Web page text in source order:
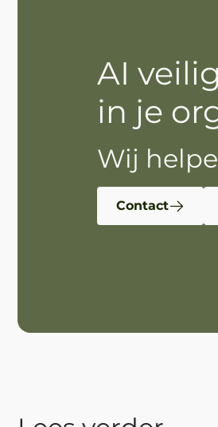
AI
in je
Wij
Contact